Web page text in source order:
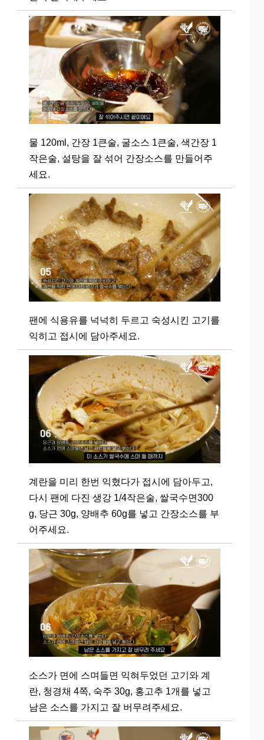
물 120ml, 간장 1큰술, 굴소스 1큰술, 색간장 1
작은술, 설탕을 잘 섞어 간장소스를 만들어주
세요.
팬에 식용유를 넉넉히 두르고 숙성시킨 고기를
익히고 접시에 담아주세요.
계란을 미리 한번 익혔다가 접시에 담아두고,
다시 팬에 다진 생강 1/4작은술, 쌀국수면300
g, 당근 30g, 양배추 60g를 넣고 간장소스를 부
어주세요.
소스가 면에 스며들면 익혀두었던 고기와 계
란, 청경채 4쪽, 숙주 30g, 홍고추 1개를 넣고
남은 소스를 가지고 잘 버무려주세요.